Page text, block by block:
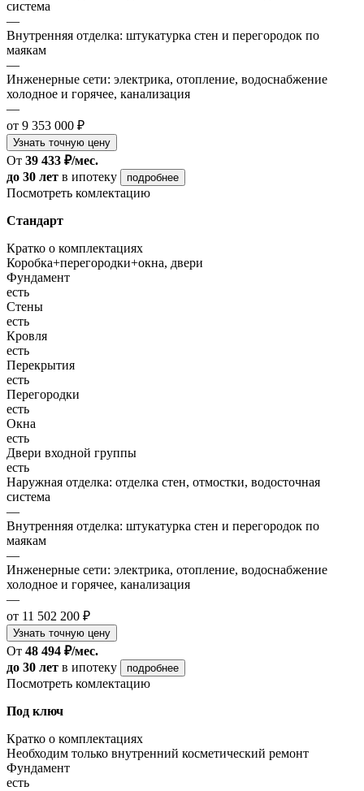
система
—
Внутренняя отделка: штукатурка стен и перегородок по
маякам
—
Инженерные сети: электрика, отопление, водоснабжение
холодное и горячее, канализация
—
от 9 353 000 ₽
Узнать точную цену
От 39 433 ₽/мес.
до 30 лет в ипотеку подробнее
Посмотреть комлектацию
Стандарт
Кратко о комплектациях
Коробка+перегородки+окна, двери
Фундамент
есть
Стены
есть
Кровля
есть
Перекрытия
есть
Перегородки
есть
Окна
есть
Двери входной группы
есть
Наружная отделка: отделка стен, отмостки, водосточная
система
—
Внутренняя отделка: штукатурка стен и перегородок по
маякам
—
Инженерные сети: электрика, отопление, водоснабжение
холодное и горячее, канализация
—
от 11 502 200 ₽
Узнать точную цену
От 48 494 ₽/мес.
до 30 лет в ипотеку подробнее
Посмотреть комлектацию
Под ключ
Кратко о комплектациях
Необходим только внутренний косметический ремонт
Фундамент
есть